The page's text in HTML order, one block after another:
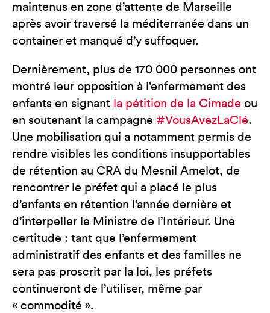
maintenus en zone d’attente de Marseille
après avoir traversé la méditerranée dans un
container et manqué d’y suffoquer.
Dernièrement, plus de 170 000 personnes ont
montré leur opposition à l’enfermement des
enfants en signant la pétition de la Cimade ou
en soutenant la campagne #VousAvezLaClé.
Une mobilisation qui a notamment permis de
rendre visibles les conditions insupportables
de rétention au CRA du Mesnil Amelot, de
rencontrer le préfet qui a placé le plus
d’enfants en rétention l’année dernière et
d’interpeller le Ministre de l’Intérieur. Une
certitude : tant que l’enfermement
administratif des enfants et des familles ne
sera pas proscrit par la loi, les préfets
continueront de l’utiliser, même par
« commodité ».